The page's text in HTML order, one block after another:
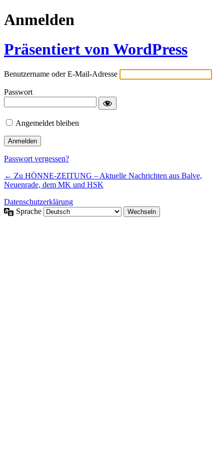
Anmelden
Präsentiert von WordPress
Benutzername oder E-Mail-Adresse
Passwort
Angemeldet bleiben
Passwort vergessen?
← Zu HÖNNE-ZEITUNG – Aktuelle Nachrichten aus Balve,
Neuenrade, dem MK und HSK
Datenschutzerklärung
Sprache